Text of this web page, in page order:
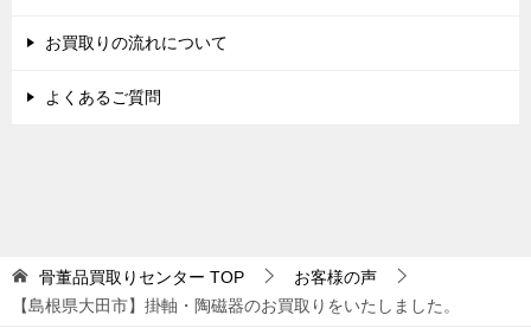
お買取りの流れについて
よくあるご質問
骨董品買取りセンター TOP
お客様の声
【島根県大田市】掛軸・陶磁器のお買取りをいたしました。